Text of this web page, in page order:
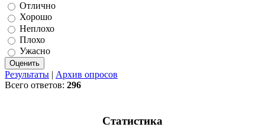
Отлично
Хорошо
Неплохо
Плохо
Ужасно
Результаты | Архив опросов
Всего ответов: 296
Статистика